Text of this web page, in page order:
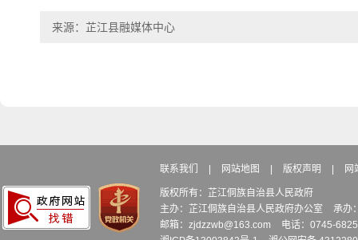
来源：芷江县融媒体中心
联系我们 网站地图 版权声明 网
版权所有：芷江侗族自治县人民政府
主办：芷江侗族自治县人民政府办公室
承办
邮箱：zjdzzwb@163.com
电话：0745-